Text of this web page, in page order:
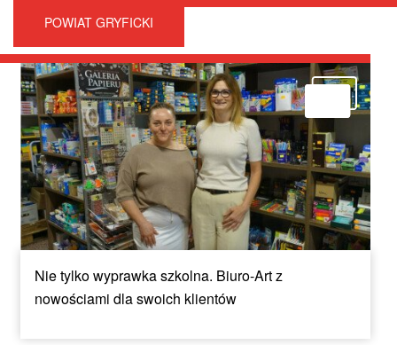
POWIAT GRYFICKI
Nie tylko wyprawka szkolna. Biuro-Art z
nowościami dla swoich klientów